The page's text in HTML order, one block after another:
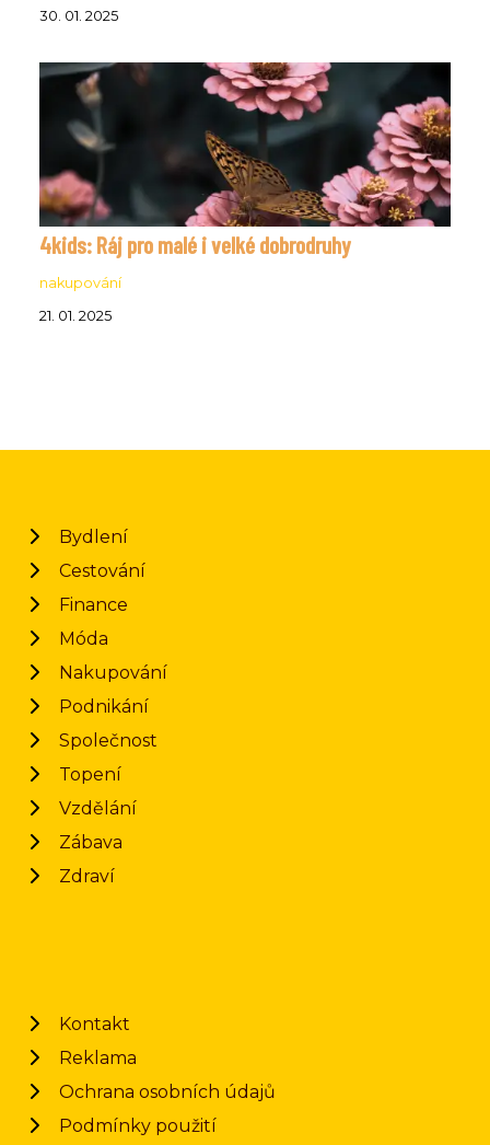
30. 01. 2025
4kids: Ráj pro malé i velké dobrodruhy
nakupování
21. 01. 2025
Bydlení
Cestování
Finance
Móda
Nakupování
Podnikání
Společnost
Topení
Vzdělání
Zábava
Zdraví
Kontakt
Reklama
Ochrana osobních údajů
Podmínky použití